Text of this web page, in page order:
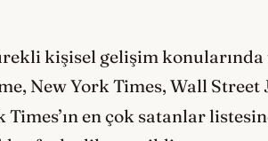
kişisel gelişim
New York Times, Wall
Times’ın en çok satanlar